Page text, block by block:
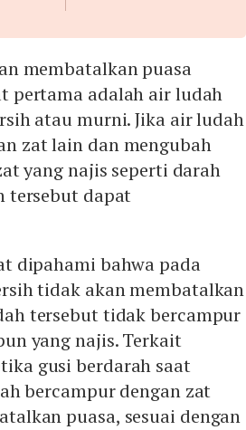
membatalkan puasa
pertama adalah air ludah
atau murni. Jika air ludah
zat lain dan mengubah
yang najis seperti darah
tersebut dapat
dipahami bahwa pada
tidak akan membatalkan
tersebut tidak bercampur
yang najis. Terkait
gusi berdarah saat
bercampur dengan zat
puasa, sesuai dengan